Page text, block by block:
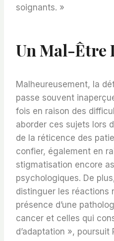
soignants. »
Un Mal-Être
Malheureusement, la
passe souvent
fois en raison des
aborder ces sujets lors
de la réticence des
confier, également en
stigmatisation encore
psychologiques. De
distinguer les réactions
présence d’une
cancer et celles qui
d’adaptation », poursuit